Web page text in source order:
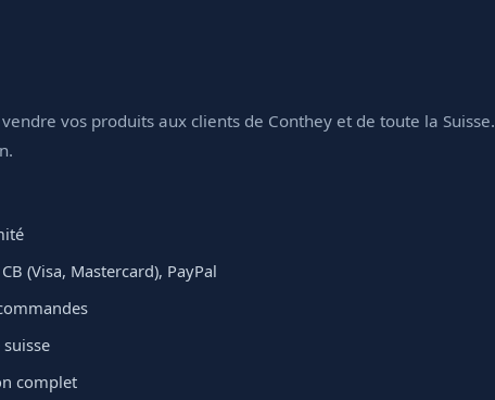
vos produits aux clients de Conthey et de toute la Suisse.
(Visa, Mastercard), PayPal
complet